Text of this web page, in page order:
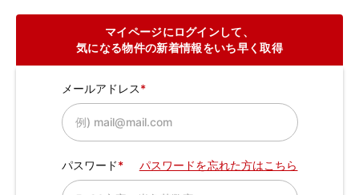
マイページにログインして、
気になる物件の新着情報をいち早く取得
メールアドレス
パスワード パスワードを忘れた方はこちら